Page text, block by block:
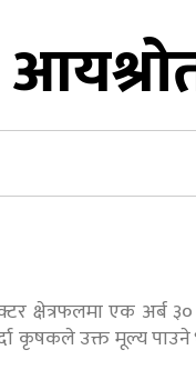
क्षेत्रफलमा एक अर्ब
कृषकले उक्त मूल्य